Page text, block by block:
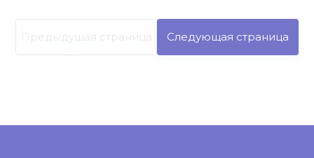
Предыдущая страница Следующая страница